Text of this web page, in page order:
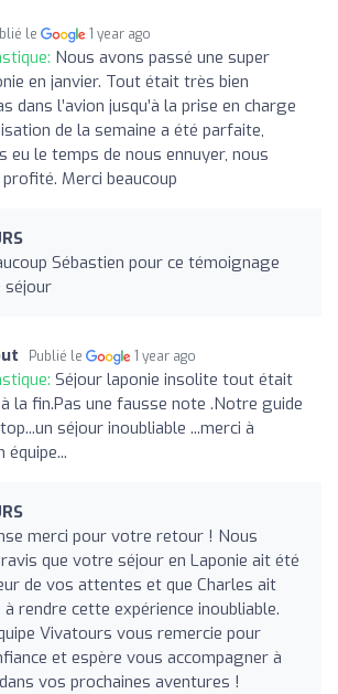
le 1 year ago
Nous avons passé une super
en janvier. Tout était très bien
dans l’avion jusqu’à la prise en charge
de la semaine a été parfaite,
eu le temps de nous ennuyer, nous
Merci beaucoup
Sébastien pour ce témoignage
Publié le 1 year ago
Séjour laponie insolite tout était
la fin.Pas une fausse note .Notre guide
séjour inoubliable ...merci à
merci pour votre retour ! Nous
que votre séjour en Laponie ait été
de vos attentes et que Charles ait
rendre cette expérience inoubliable.
Vivatours vous remercie pour
et espère vous accompagner à
vos prochaines aventures !